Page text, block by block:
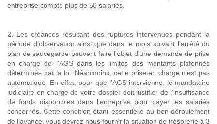
entreprise compte plus de 50 salariés.
2. Les créances résultant des ruptures intervenues pendant la
période d’observation ainsi que dans le mois suivant l’arrêté du
plan de sauvegarde peuvent faire l’objet d’une demande de prise
en charge de l'AGS dans les limites des montants plafonnés
déterminés par la loi. Néanmoins, cette prise en charge n’est pas
automatique. En effet, pour que l'AGS intervienne, le mandataire
judiciaire en charge de votre dossier doit justifier de l’insuffisance
de fonds disponibles dans l’entreprise pour payer les salariés
concernés. Cette condition étant essentielle au bon déroulement
de l’avance, vous devrez nous fournir la situation de trésorerie à 3